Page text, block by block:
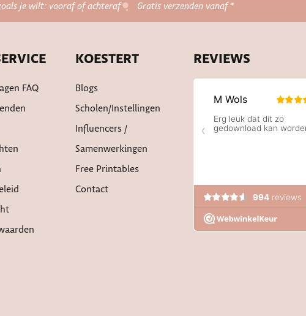
je wilt: vooraf of achteraf Gratis verzenden vanaf *
FAQ
KOESTERT
Blogs
Scholen/instellingen
Influencers /
Samenwerkingen
Free Printables
Contact
REVIEWS